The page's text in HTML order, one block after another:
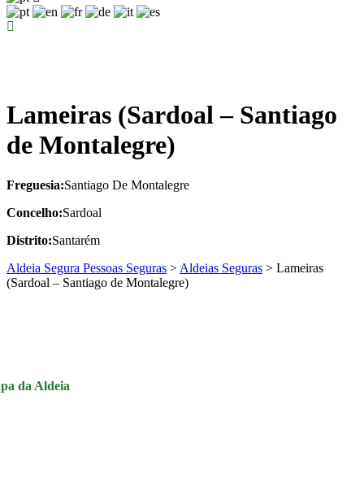
Lameiras (Sardoal – Santiago
de Montalegre)
Freguesia:Santiago De Montalegre
Concelho:Sardoal
Distrito:Santarém
Aldeia Segura Pessoas Seguras > Aldeias Seguras > Lameiras
(Sardoal – Santiago de Montalegre)
da Aldeia